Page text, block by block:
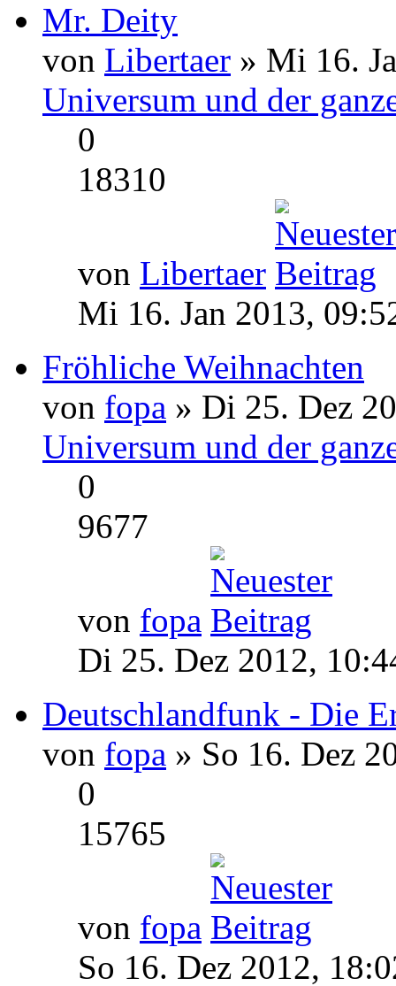
Mr. Deity
von Libertaer » Mi 16.
Universum und der
0
18310
von Libertaer
Mi 16. Jan 2013,
Fröhliche Weihnachten
von fopa » Di 25. Dez
Universum und der
0
9677
von fopa
Di 25. Dez 2012,
Deutschlandfunk - Die
von fopa » So 16. Dez
0
15765
von fopa
So 16. Dez 2012,